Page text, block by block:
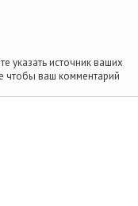
указать источник ваших
чтобы ваш комментарий